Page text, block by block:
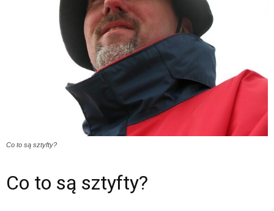
Co to są sztyfty?
Co to są sztyfty?